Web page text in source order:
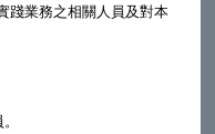
踐業務之相關人員及對本